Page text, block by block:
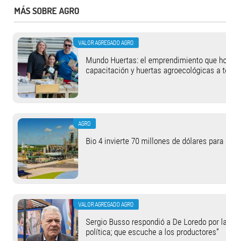
MÁS SOBRE AGRO
VALOR AGREGADO AGRO
Mundo Huertas: el emprendimiento que
capacitación y huertas agroecológicas a
AGRO
Bio 4 invierte 70 millones de dólares
VALOR AGREGADO AGRO
Sergio Busso respondió a De Loredo por
política; que escuche a los productores”